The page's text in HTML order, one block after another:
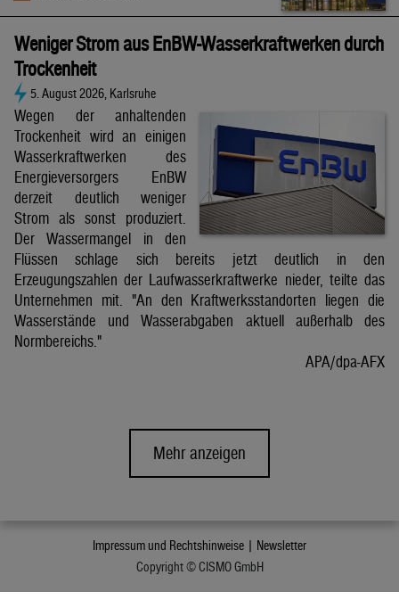
Weniger Strom aus EnBW-Wasserkraftwerken durch
Trockenheit
5. August 2026, Karlsruhe
Wegen der anhaltenden
Trockenheit wird an einigen
Wasserkraftwerken des
Energieversorgers EnBW
derzeit deutlich weniger
Strom als sonst produziert.
Der Wassermangel in den
Flüssen schlage sich bereits jetzt deutlich in den
Erzeugungszahlen der Laufwasserkraftwerke nieder, teilte das
Unternehmen mit. "An den Kraftwerksstandorten liegen die
Wasserstände und Wasserabgaben aktuell außerhalb des
Normbereichs."
APA/dpa-AFX
Mehr anzeigen
Impressum und Rechtshinweise | Newsletter
Copyright © CISMO GmbH